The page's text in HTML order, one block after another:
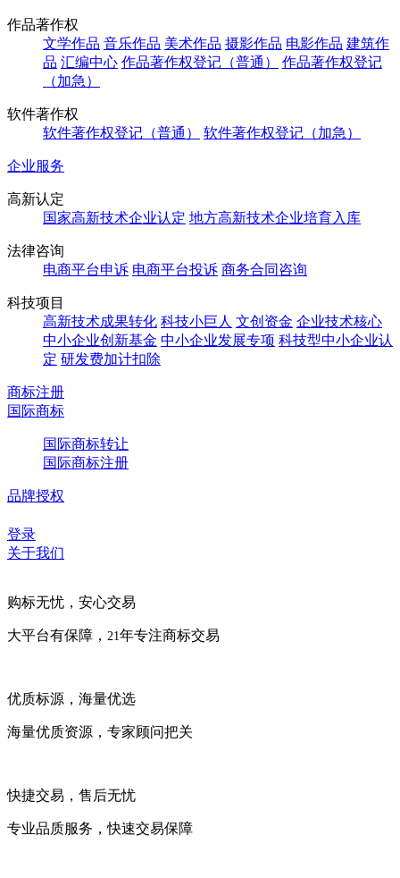
作品著作权
文学作品 音乐作品 美术作品 摄影作品 电影作品 建筑作
品 汇编中心 作品著作权登记（普通）
作品著作权登记
（加急）
软件著作权
软件著作权登记（普通）
软件著作权登记（加急）
企业服务
高新认定
国家高新技术企业认定 地方高新技术企业培育入库
法律咨询
电商平台申诉 电商平台投诉 商务合同咨询
科技项目
高新技术成果转化 科技小巨人 文创资金 企业技术核心
中小企业创新基金 中小企业发展专项 科技型中小企业认
定 研发费加计扣除
商标注册
国际商标
国际商标转让
国际商标注册
品牌授权
登录
关于我们
购标无忧，安心交易
大平台有保障， 21年专注商标交易
优质标源，海量优选
海量优质资源，专家顾问把关
快捷交易，售后无忧
专业品质服务，快速交易保障